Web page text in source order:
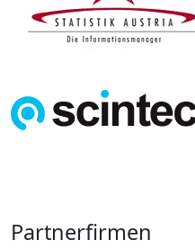
Partnerfirmen